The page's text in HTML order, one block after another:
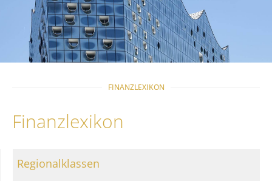
FINANZLEXIKON
Finanzlexikon
Regionalklassen